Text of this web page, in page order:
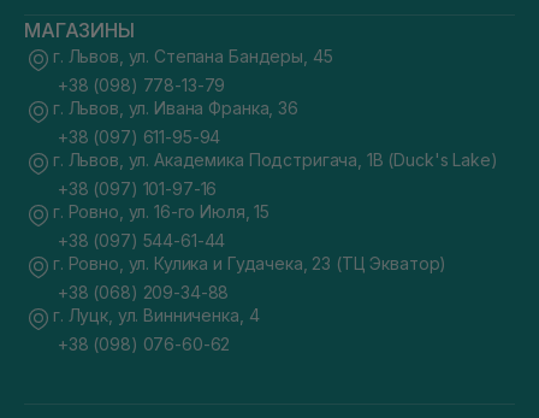
МАГАЗИНЫ
г. Львов, ул. Степана Бандеры, 45
+38 (098) 778-13-79
г. Львов, ул. Ивана Франка, 36
+38 (097) 611-95-94
г. Львов, ул. Академика Подстригача, 1В (Duck's Lake)
+38 (097) 101-97-16
г. Ровно, ул. 16-го Июля, 15
+38 (097) 544-61-44
г. Ровно, ул. Кулика и Гудачека, 23 (ТЦ Экватор)
+38 (068) 209-34-88
г. Луцк, ул. Винниченка, 4
+38 (098) 076-60-62